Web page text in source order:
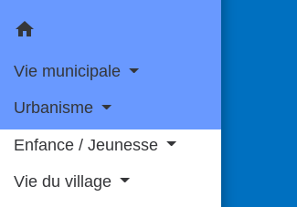
home
Vie municipale
Urbanisme
Enfance / Jeunesse
Vie du village